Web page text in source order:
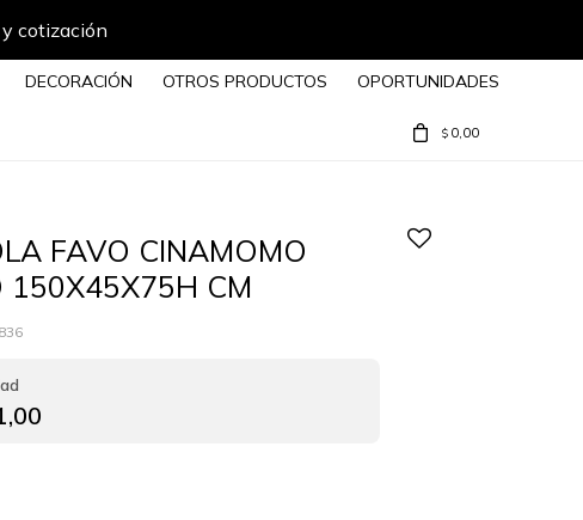
cotización
DECORACIÓN OTROS PRODUCTOS OPORTUNIDADES
$ 0,00
FAVO CINAMOMO
150X45X75H CM